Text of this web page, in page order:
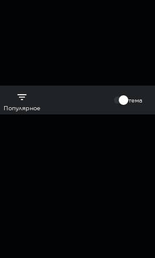
Популярное
тема